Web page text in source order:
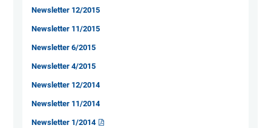
Newsletter 12/2015
Newsletter 11/2015
Newsletter 6/2015
Newsletter 4/2015
Newsletter 12/2014
Newsletter 11/2014
Newsletter 1/2014